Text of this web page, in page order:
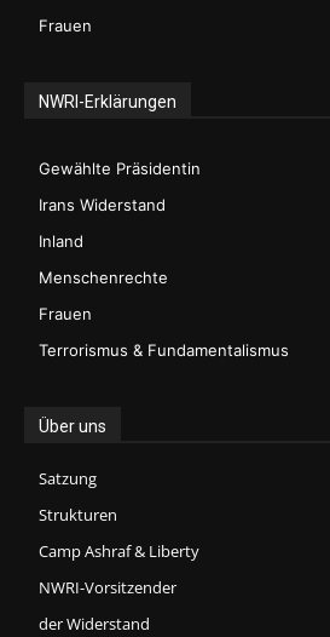
Frauen
NWRI-Erklärungen
Gewählte Präsidentin
Irans Widerstand
Inland
Menschenrechte
Frauen
Terrorismus & Fundamentalismus
Über uns
Satzung
Strukturen
Camp Ashraf & Liberty
NWRI-Vorsitzender
der Widerstand